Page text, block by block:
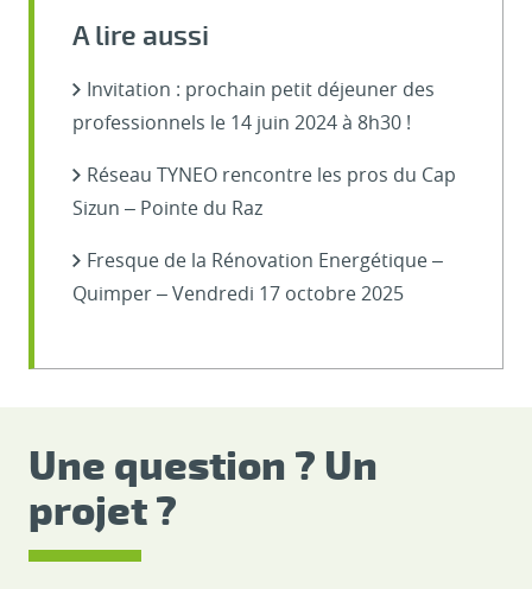
A lire aussi
Invitation : prochain petit déjeuner des
professionnels le 14 juin 2024 à 8h30 !
Réseau TYNEO rencontre les pros du Cap
Sizun – Pointe du Raz
Fresque de la Rénovation Energétique –
Quimper – Vendredi 17 octobre 2025
Une question ? Un
projet ?